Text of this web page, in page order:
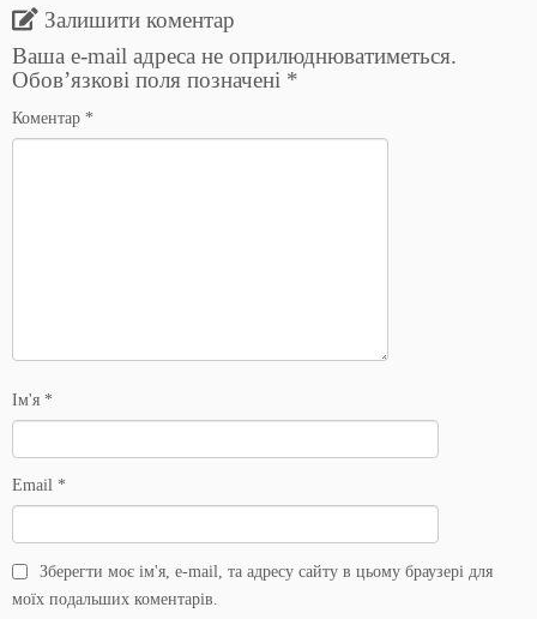
Залишити коментар
Ваша e-mail адреса не оприлюднюватиметься.
Обов’язкові поля позначені *
Коментар *
Ім'я *
Email *
Зберегти моє ім'я, e-mail, та адресу сайту в цьому браузері для
моїх подальших коментарів.